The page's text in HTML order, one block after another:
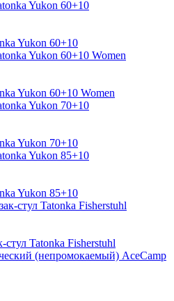
Yukon 60+10
Yukon 60+10 Women
Yukon 70+10
Yukon 85+10
Tatonka Fisherstuhl